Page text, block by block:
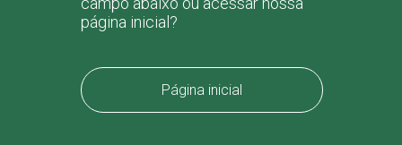
página inicial?
Página inicial